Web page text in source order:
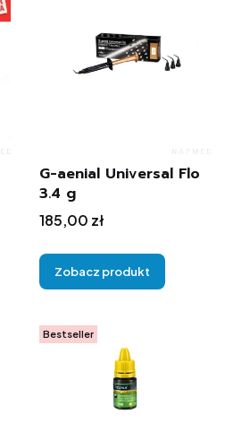
G-aenial Universal Flo
3.4 g
Cena
185,00 zł
Zobacz produkt
Bestseller